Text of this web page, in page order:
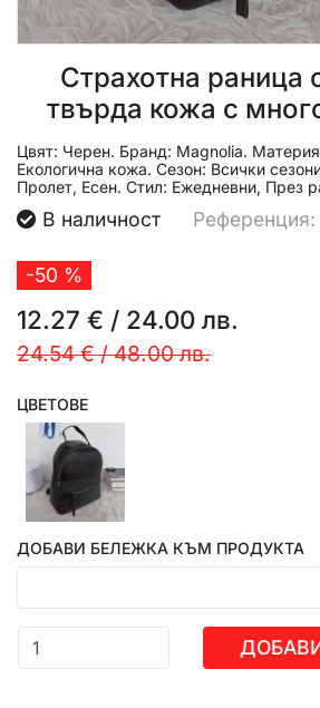
Страхотна раница
твърда кожа с
Цвят: Черен. Бранд: Magnolia.
Екологична кожа. Сезон: Всички
Пролет, Есен. Стил: Ежедневни, През
В наличност Референция:
-50 %
12.27 € / 24.00 лв.
24.54 €/48.00 лв.
ЦВЕТОВЕ
ДОБАВИ БЕЛЕЖКА КЪМ ПРОДУКТА